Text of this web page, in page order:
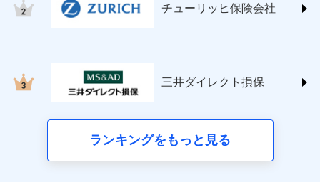
(https://www.nisshinfire.co.jp/)
(https://www.petfamilyins.co.jp/)
ins.com/)
三井ダイレクト損害保険株式会社
チューリッヒ保険会社
三井ダイレクト損保
ランキングをもっと見る